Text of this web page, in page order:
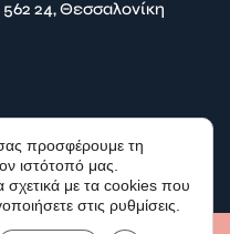
24, Θεσσαλονίκη
προσφέρουμε τη
ιστότοπό μας.
σχετικά με τα cookies που
στις ρυθμίσεις.